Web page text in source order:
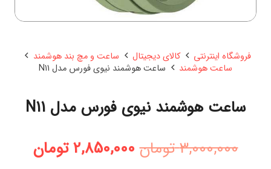
فروشگاه اینترنتی کالای دیجیتال
ساعت و مچ بند هوشمند
ساعت هوشمند
ساعت هوشمند نیوی فورس مدل N11
ساعت هوشمند نیوی فورس مدل N11
3,000,000 تومان قیمت
2,850,000 تومان